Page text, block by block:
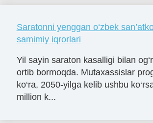
Saratonni yenggan o‘zbek
samimiy iqrorlari
Yil sayin saraton kasalligi bilan
ortib bormoqda. Mutaxassislar
ko‘ra, 2050-yilga kelib ushbu
million k...